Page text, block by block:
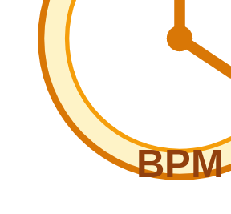
BPM